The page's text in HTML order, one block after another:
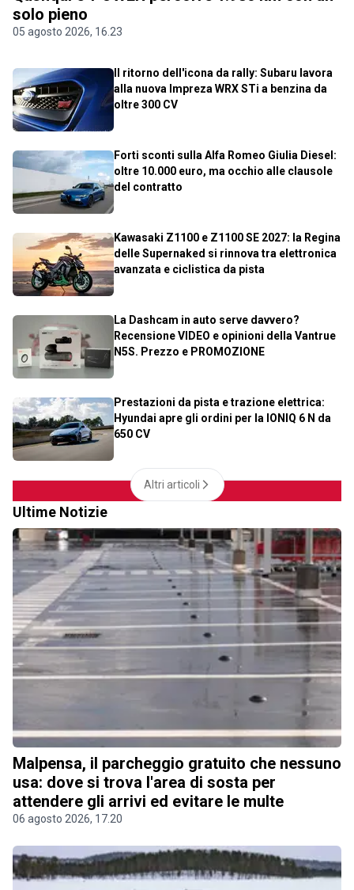
solo pieno
05 agosto 2026, 16.23
Il ritorno dell'icona da rally: Subaru lavora
alla nuova Impreza WRX STi a benzina da
oltre 300 CV
Forti sconti sulla Alfa Romeo Giulia Diesel:
oltre 10.000 euro, ma occhio alle clausole
del contratto
Kawasaki Z1100 e Z1100 SE 2027: la Regina
delle Supernaked si rinnova tra elettronica
avanzata e ciclistica da pista
La Dashcam in auto serve davvero?
Recensione VIDEO e opinioni della Vantrue
N5S. Prezzo e PROMOZIONE
Prestazioni da pista e trazione elettrica:
Hyundai apre gli ordini per la IONIQ 6 N da
650 CV
Altri articoli
Ultime Notizie
Malpensa, il parcheggio gratuito che nessuno
usa: dove si trova l'area di sosta per
attendere gli arrivi ed evitare le multe
06 agosto 2026, 17.20